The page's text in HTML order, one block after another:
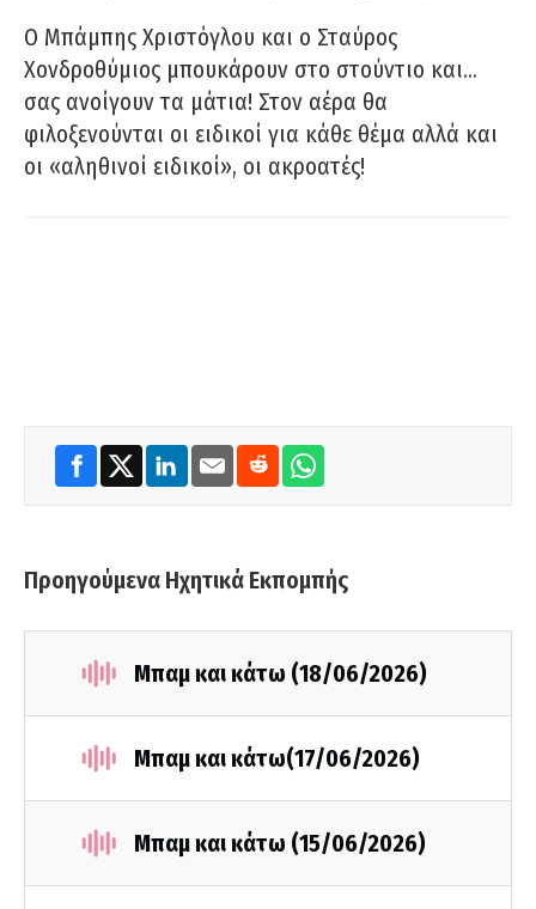
O Μπάμπης Χριστόγλου και ο Σταύρος
Χονδροθύμιος μπουκάρουν στο στούντιο και…
σας ανοίγουν τα μάτια! Στον αέρα θα
φιλοξενούνται οι ειδικοί για κάθε θέμα αλλά και
οι «αληθινοί ειδικοί», οι ακροατές!
Προηγούμενα Ηχητικά Εκπομπής
Μπαμ και κάτω (18/06/2026)
Μπαμ και κάτω(17/06/2026)
Μπαμ και κάτω (15/06/2026)